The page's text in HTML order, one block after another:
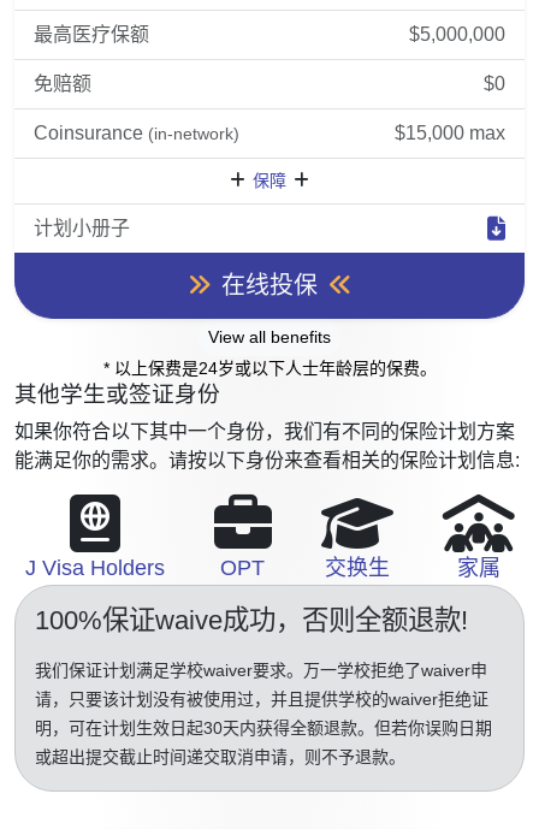
最高医疗保额 $5,000,000
免赔额 $0
Coinsurance (in-network) $15,000 max
保障
计划小册子
在线投保
View all benefits
* 以上保费是24岁或以下人士年龄层的保费。
其他学生或签证身份
如果你符合以下其中一个身份，我们有不同的保险计划方案
能满足你的需求。请按以下身份来查看相关的保险计划信息:
J Visa Holders OPT 交换生 家属
100%保证waive成功，否则全额退款!
我们保证计划满足学校waiver要求。万一学校拒绝了waiver申
请，只要该计划没有被使用过，并且提供学校的waiver拒绝证
明，可在计划生效日起30天内获得全额退款。但若你误购日期
或超出提交截止时间递交取消申请，则不予退款。